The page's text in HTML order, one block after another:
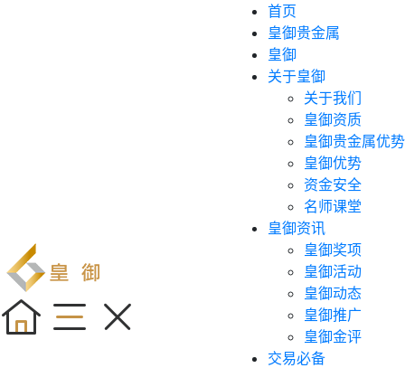
首页
皇御贵金属
皇御
关于皇御
关于我们
皇御资质
皇御贵金属优势
皇御优势
资金安全
名师课堂
皇御资讯
皇御奖项
皇御活动
皇御动态
皇御推广
皇御金评
交易必备